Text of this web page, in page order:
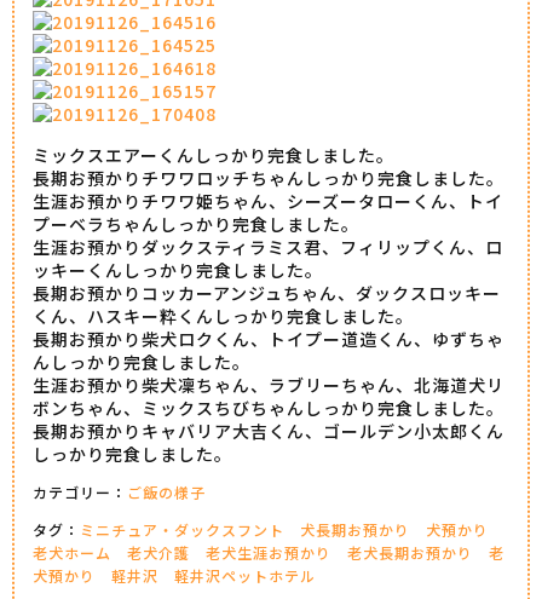
ミックスエアーくんしっかり完食しました。
長期お預かりチワワロッチちゃんしっかり完食しました。
生涯お預かりチワワ姫ちゃん、シーズータローくん、トイ
プーベラちゃんしっかり完食しました。
生涯お預かりダックスティラミス君、フィリップくん、ロ
ッキーくんしっかり完食しました。
長期お預かりコッカーアンジュちゃん、ダックスロッキー
くん、ハスキー粋くんしっかり完食しました。
長期お預かり柴犬ロクくん、トイプー道造くん、ゆずちゃ
んしっかり完食しました。
生涯お預かり柴犬凜ちゃん、ラブリーちゃん、北海道犬リ
ボンちゃん、ミックスちびちゃんしっかり完食しました。
長期お預かりキャバリア大吉くん、ゴールデン小太郎くん
しっかり完食しました。
カテゴリー： ご飯の様子
タグ： ミニチュア・ダックスフント 犬長期お預かり
犬預かり
老犬ホーム
老犬介護 老犬生涯お預かり 老犬長期お預かり
老
犬預かり
軽井沢 軽井沢ペットホテル